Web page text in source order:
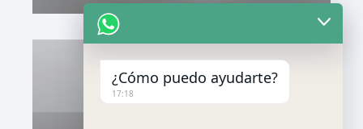
¿Cómo puedo ayudarte?
17:18